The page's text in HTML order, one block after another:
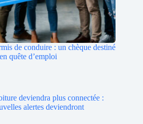
de conduire : un chèque destiné
quête d’emploi
deviendra plus connectée :
alertes deviendront